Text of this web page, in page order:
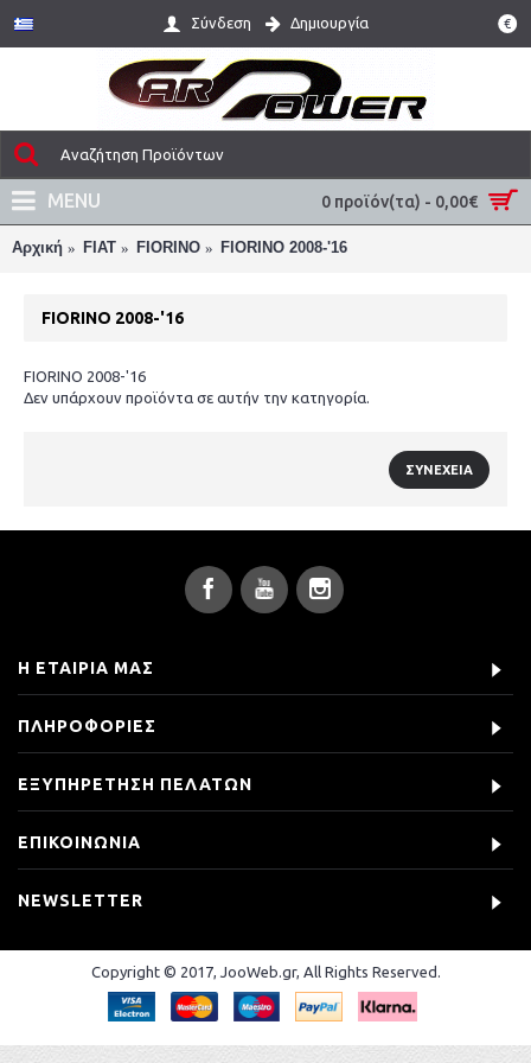
€
Σύνδεση Δημιουργία
0 προϊόν(τα) - 0,00€
MENU
Αρχική FIAT FIORINO FIORINO 2008-'16
FIORINO 2008-'16
FIORINO 2008-'16
Δεν υπάρχουν προϊόντα σε αυτήν την κατηγορία.
ΣΥΝΈΧΕΙΑ
Η ΕΤΑΙΡΊΑ ΜΑΣ
ΠΛΗΡΟΦΟΡΊΕΣ
ΕΞΥΠΗΡΈΤΗΣΗ ΠΕΛΑΤΏΝ
ΕΠΙΚΟΙΝΩΝΊΑ
NEWSLETTER
Copyright © 2017, JooWeb.gr, All Rights Reserved.